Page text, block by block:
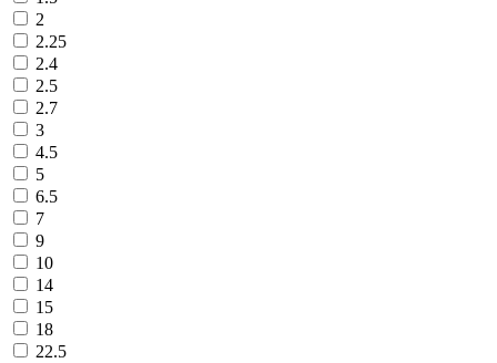
2
2.25
2.4
2.5
2.7
3
4.5
5
6.5
7
9
10
14
15
18
22.5